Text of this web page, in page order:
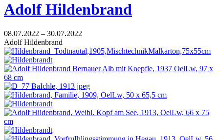
Adolf Hildenbrand
08.07.2022 – 30.07.2022
Adolf Hildenbrand